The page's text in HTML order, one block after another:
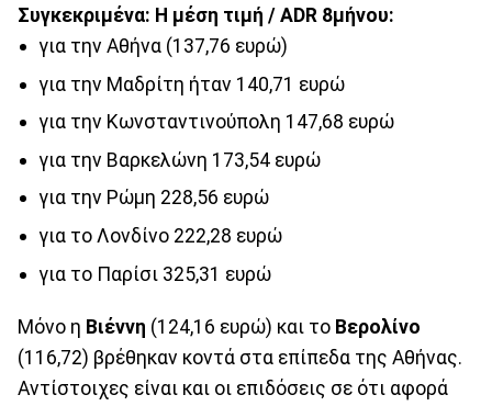
Συγκεκριμένα: Η μέση τιμή / ADR 8μήνου:
για την Αθήνα (137,76 ευρώ)
για την Μαδρίτη ήταν 140,71 ευρώ
για την Κωνσταντινούπολη 147,68 ευρώ
για την Βαρκελώνη 173,54 ευρώ
για την Ρώμη 228,56 ευρώ
για το Λονδίνο 222,28 ευρώ
για το Παρίσι 325,31 ευρώ
Μόνο η Βιέννη (124,16 ευρώ) και το Βερολίνο
(116,72) βρέθηκαν κοντά στα επίπεδα της Αθήνας.
Αντίστοιχες είναι και οι επιδόσεις σε ότι αφορά